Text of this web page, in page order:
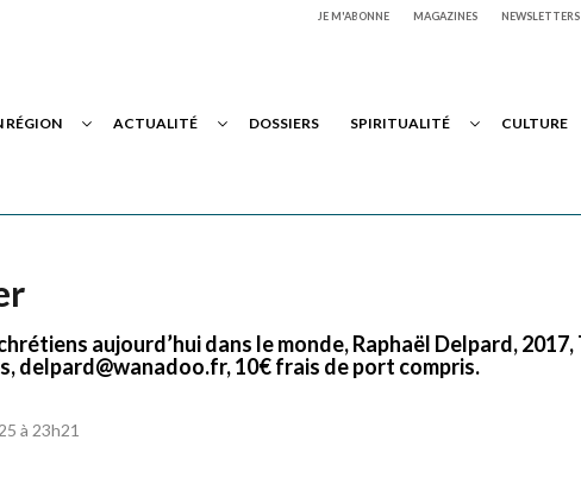
JE M'ABONNE MAGAZINES NEWSLETTERS
RÉGION ACTUALITÉ DOSSIERS SPIRITUALITÉ CULTURE
aujourd’hui dans le monde, Raphaël Delpard, 2017,
delpard@wanadoo.fr, 10€ frais de port compris.
à 23h21